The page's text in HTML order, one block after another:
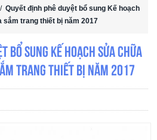
Quyết định phê duyệt bổ sung Kế hoạch
trang thiết bị năm 2017
bổ sung Kế hoạch sửa chữa
trang thiết bị năm 2017